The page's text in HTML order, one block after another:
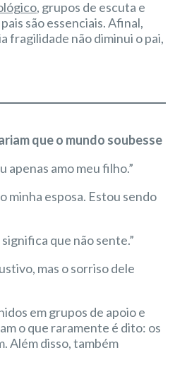
, grupos de escuta e
são essenciais. Afinal,
fragilidade não diminui o pai,
que o mundo soubesse
apenas amo meu filho.”
minha esposa. Estou sendo
significa que não sente.”
mas o sorriso dele
em grupos de apoio e
o que raramente é dito: os
Além disso, também